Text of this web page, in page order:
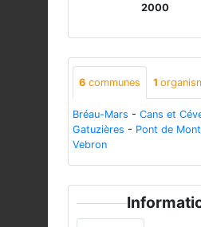
2000
6 communes 1
Bréau-Mars - Cans et
Gatuzières - Pont de
Vebron